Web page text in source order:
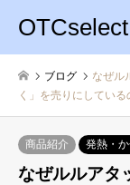
OTCselect
ブログ
なぜル
く」を売りにしている
商品紹介 発熱・
なぜルルアタ